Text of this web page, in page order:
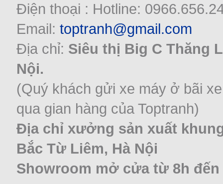
Điện thoại : Hotline:
Email: toptranh@gmail.com
Địa chỉ: Siêu thị Big C Thăng
Nội.
(Quý khách gửi xe máy ở bãi
qua gian hàng của Toptranh)
Địa chỉ xưởng sản xuất
Bắc Từ Liêm, Hà Nội
Showroom mở cửa từ 8h